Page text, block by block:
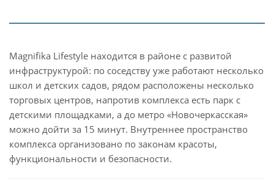
Magnifika Lifestyle находится в районе с развитой
инфраструктурой: по соседству уже работают несколько
школ и детских садов, рядом расположены несколько
торговых центров, напротив комплекса есть парк с
детскими площадками, а до метро «Новочеркасская»
можно дойти за 15 минут. Внутреннее пространство
комплекса организовано по законам красоты,
функциональности и безопасности.